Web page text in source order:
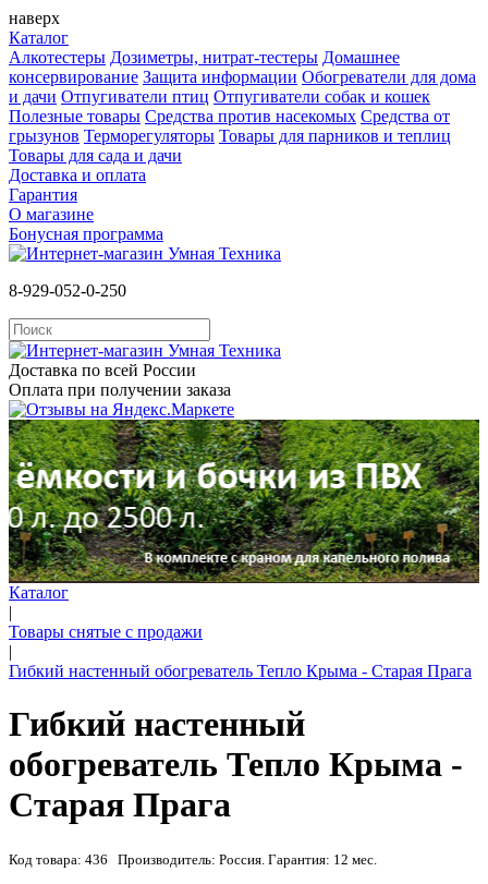
наверх
Каталог
Алкотестеры Дозиметры, нитрат-тестеры Домашнее
консервирование Защита информации Обогреватели для дома
и дачи Отпугиватели птиц Отпугиватели собак и кошек
Полезные товары Средства против насекомых Cредства от
грызунов Терморегуляторы Товары для парников и теплиц
Товары для сада и дачи
Доставка и оплата
Гарантия
О магазине
Бонусная программа
8-929-052-0-250
Доставка по всей России
Оплата при получении заказа
Каталог
|
Товары снятые с продажи
|
Гибкий настенный обогреватель Тепло Крыма - Старая Прага
Гибкий настенный
обогреватель Тепло Крыма -
Старая Прага
Код товара: 436 Производитель: Россия. Гарантия: 12 мес.